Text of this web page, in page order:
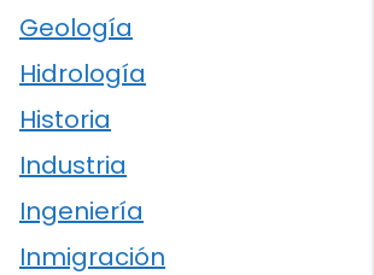
Geología
Hidrología
Historia
Industria
Ingeniería
Inmigración